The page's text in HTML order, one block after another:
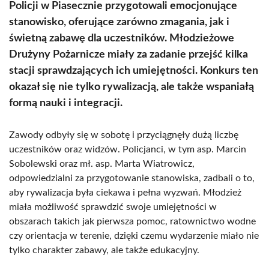
Policji w Piasecznie przygotowali emocjonujące
stanowisko, oferujące zarówno zmagania, jak i
świetną zabawę dla uczestników. Młodzieżowe
Drużyny Pożarnicze miały za zadanie przejść kilka
stacji sprawdzających ich umiejętności. Konkurs ten
okazał się nie tylko rywalizacją, ale także wspaniałą
formą nauki i integracji.
Zawody odbyły się w sobotę i przyciągnęły dużą liczbę
uczestników oraz widzów. Policjanci, w tym asp. Marcin
Sobolewski oraz mł. asp. Marta Wiatrowicz,
odpowiedzialni za przygotowanie stanowiska, zadbali o to,
aby rywalizacja była ciekawa i pełna wyzwań. Młodzież
miała możliwość sprawdzić swoje umiejętności w
obszarach takich jak pierwsza pomoc, ratownictwo wodne
czy orientacja w terenie, dzięki czemu wydarzenie miało nie
tylko charakter zabawy, ale także edukacyjny.